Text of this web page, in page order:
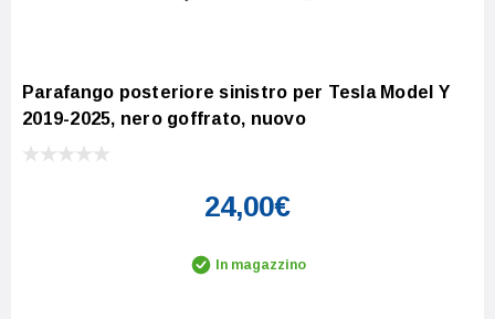
Parafango posteriore sinistro per Tesla Model Y
2019-2025, nero goffrato, nuovo
24,00€
In magazzino